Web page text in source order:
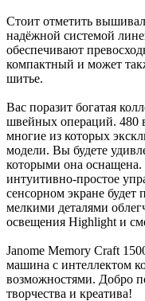
Стоит отметить
надёжной системой
обеспечивают
компактный и может
шитье.
Вас поразит богатая
швейных операций. 480
многие из которых
модели. Вы будете
которыми она
интуитивно-простое
сенсорном экране будет
мелкими деталями
освещения Highlight и
Janome Memory Craft
машина с интеллектом
возможностями. Добро
творчества и креатива!